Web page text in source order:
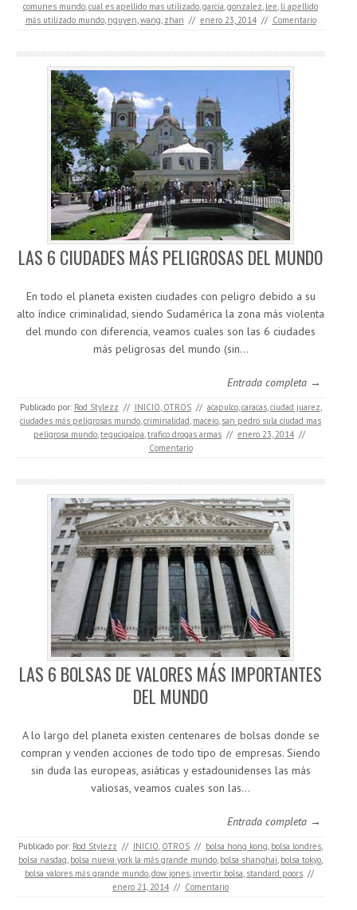
comunes mundo,cual es apellido mas utilizado,garcia,gonzalez, lee, li apellido
más utilizado mundo, nguyen,wang, zhan // enero 23, 2014 // Comentario
LAS 6 CIUDADES MÁS PELIGROSAS DEL MUNDO
En todo el planeta existen ciudades con peligro debido a su
alto índice criminalidad, siendo Sudamérica la zona más violenta
del mundo con diferencia, veamos cuales son las 6 ciudades
más peligrosas del mundo (sin…
Entrada completa →
Publicado por: Rod Stylezz // INICIO, OTROS // acapulco,caracas,ciudad juarez,
ciudades más peligrosas mundo,criminalidad, maceio, san pedro sula ciudad mas
peligrosa mundo,tegucigalpa,trafico drogas armas // enero 23, 2014 //
Comentario
LAS 6 BOLSAS DE VALORES MÁS IMPORTANTES
DEL MUNDO
A lo largo del planeta existen centenares de bolsas donde se
compran y venden acciones de todo tipo de empresas. Siendo
sin duda las europeas, asiáticas y estadounidenses las más
valiosas, veamos cuales son las…
Entrada completa →
Publicado por: Rod Stylezz // INICIO, OTROS // bolsa hong kong, bolsa londres,
bolsa nasdaq, bolsa nueva york la más grande mundo, bolsa shanghai, bolsa tokyo,
bolsa valores más grande mundo,dow jones, invertir bolsa, standard poors //
enero 21, 2014 // Comentario